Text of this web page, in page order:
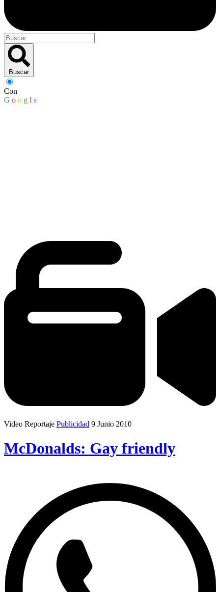
Buscar
Con
G o o g l e
Video Reportaje Publicidad 9 Junio 2010
McDonalds: Gay friendly